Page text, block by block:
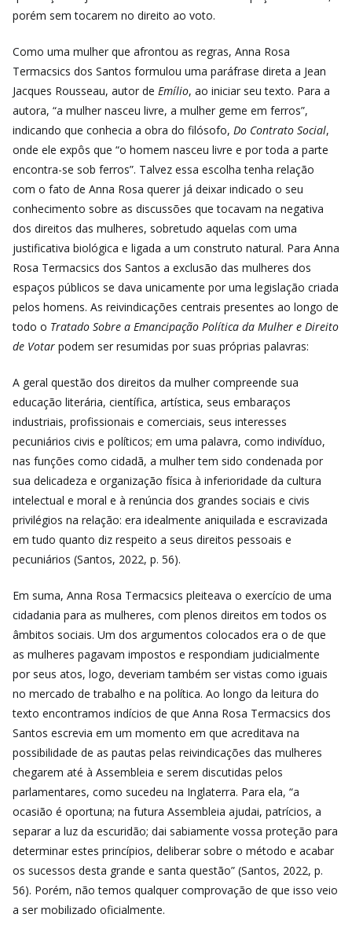
porém sem tocarem no direito ao voto.
Como uma mulher que afrontou as regras, Anna Rosa
Termacsics dos Santos formulou uma paráfrase direta a Jean
Jacques Rousseau, autor de Emílio, ao iniciar seu texto. Para a
autora, “a mulher nasceu livre, a mulher geme em ferros”,
indicando que conhecia a obra do filósofo, Do Contrato Social,
onde ele expôs que “o homem nasceu livre e por toda a parte
encontra-se sob ferros”. Talvez essa escolha tenha relação
com o fato de Anna Rosa querer já deixar indicado o seu
conhecimento sobre as discussões que tocavam na negativa
dos direitos das mulheres, sobretudo aquelas com uma
justificativa biológica e ligada a um construto natural. Para Anna
Rosa Termacsics dos Santos a exclusão das mulheres dos
espaços públicos se dava unicamente por uma legislação criada
pelos homens. As reivindicações centrais presentes ao longo de
todo o Tratado Sobre a Emancipação Política da Mulher e Direito
de Votar podem ser resumidas por suas próprias palavras:
A geral questão dos direitos da mulher compreende sua
educação literária, científica, artística, seus embaraços
industriais, profissionais e comerciais, seus interesses
pecuniários civis e políticos; em uma palavra, como indivíduo,
nas funções como cidadã, a mulher tem sido condenada por
sua delicadeza e organização física à inferioridade da cultura
intelectual e moral e à renúncia dos grandes sociais e civis
privilégios na relação: era idealmente aniquilada e escravizada
em tudo quanto diz respeito a seus direitos pessoais e
pecuniários (Santos, 2022, p. 56).
Em suma, Anna Rosa Termacsics pleiteava o exercício de uma
cidadania para as mulheres, com plenos direitos em todos os
âmbitos sociais. Um dos argumentos colocados era o de que
as mulheres pagavam impostos e respondiam judicialmente
por seus atos, logo, deveriam também ser vistas como iguais
no mercado de trabalho e na política. Ao longo da leitura do
texto encontramos indícios de que Anna Rosa Termacsics dos
Santos escrevia em um momento em que acreditava na
possibilidade de as pautas pelas reivindicações das mulheres
chegarem até à Assembleia e serem discutidas pelos
parlamentares, como sucedeu na Inglaterra. Para ela, “a
ocasião é oportuna; na futura Assembleia ajudai, patrícios, a
separar a luz da escuridão; dai sabiamente vossa proteção para
determinar estes princípios, deliberar sobre o método e acabar
os sucessos desta grande e santa questão” (Santos, 2022, p.
56). Porém, não temos qualquer comprovação de que isso veio
a ser mobilizado oficialmente.